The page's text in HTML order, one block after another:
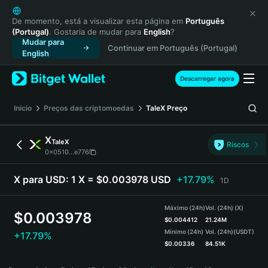
English
日本語
Tiếng Việt
Русский
Español (Latinoamérica)
Türkçe
Français
Deutsch
繁體中文
Português (Portugal)
Bahasa Indonesia
ภาษาไทย
Español
Español (Argentina)
De momento, está a visualizar esta página em Português
(Portugal). Gostaria de mudar para English?
Mudar para
English
Continuar em Português (Portugal)
Descarregar agora
Início Preços das criptomoedas TaleX Preço
XTaleX
0x0510...e776
Riscos
X para USD: 1 X = $0.003978 USD +17.79% 1D
$0.003978
+17.79%
Máximo (24h)
$0.004412
Mínimo (24h)
$0.00336
Vol. (24h) (X)
21.24M
Vol. (24h)(USDT)
84.51K